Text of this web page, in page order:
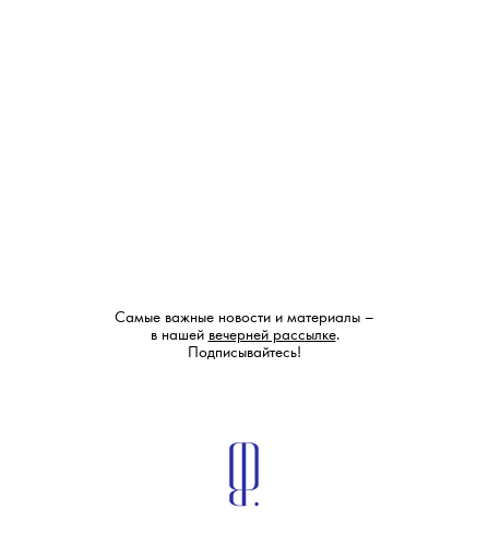
Самые важные новости и материалы –
в нашей вечерней рассылке.
Подписывайтесь!